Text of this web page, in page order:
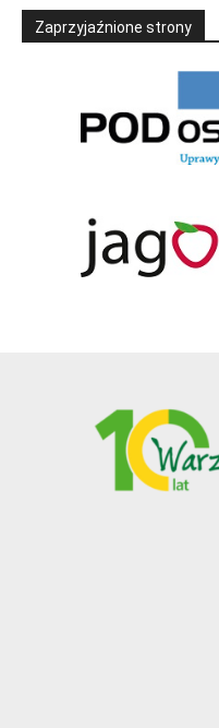
Zaprzyjaźnione strony